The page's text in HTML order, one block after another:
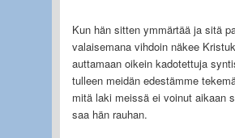
Kun hän sitten ymmärtää ja sitä
valaisemana vihdoin näkee
auttamaan oikein kadotettuja
tulleen meidän edestämme
mitä laki meissä ei voinut aikaan
saa hän rauhan.